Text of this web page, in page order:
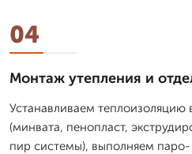
04
Монтаж утепления и
Устанавливаем теплоизоляцию
(минвата, пенопласт,
пир системы), выполняем